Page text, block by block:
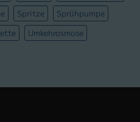
Spritze
Sprühpumpe
Umkehrosmose